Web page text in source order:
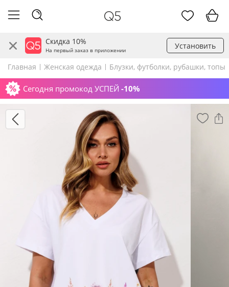
Скидка 10%
На первый заказ в приложении Установить
Главная Женская одежда Блузки, футболки, рубашки, топы
Сегодня промокод УСПЕЙ -10%